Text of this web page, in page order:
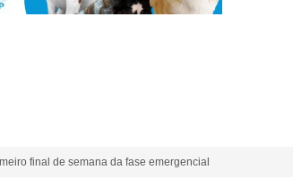
final de semana da fase emergencial